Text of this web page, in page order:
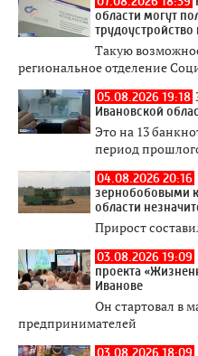
области могут
Такую
региональное отделение
05.08.2026 19:18
Ивановской
Это на 13
период
04.08.2026 20:16
зернобобовыми
области
Прирост
03.08.2026 19:09
проекта
Иванове
Он стартовал в
предпринимателей
03.08.2026 18:09